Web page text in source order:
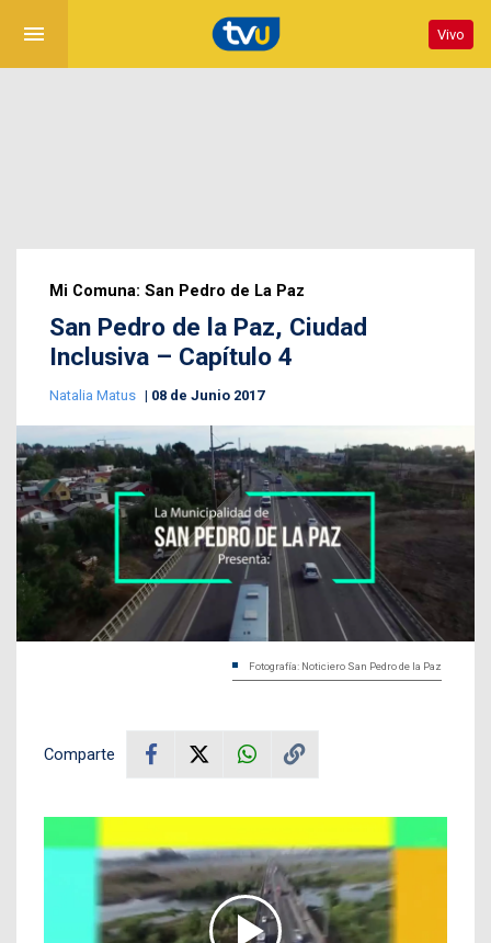
menu Vivo
Mi Comuna: San Pedro de La Paz
San Pedro de la Paz, Ciudad
Inclusiva – Capítulo 4
Natalia Matus 08 de Junio 2017
Fotografía: Noticiero San Pedro de la Paz
Comparte